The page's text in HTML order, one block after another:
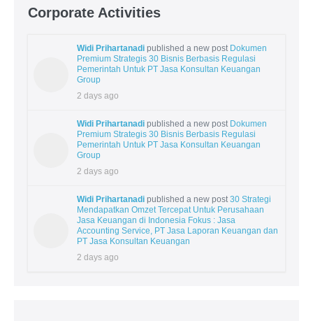
Corporate Activities
Widi Prihartanadi published a new post Dokumen
Premium Strategis 30 Bisnis Berbasis Regulasi
Pemerintah Untuk PT Jasa Konsultan Keuangan
Group
2 days ago
Widi Prihartanadi published a new post Dokumen
Premium Strategis 30 Bisnis Berbasis Regulasi
Pemerintah Untuk PT Jasa Konsultan Keuangan
Group
2 days ago
Widi Prihartanadi published a new post30 Strategi
Mendapatkan Omzet Tercepat Untuk Perusahaan
Jasa Keuangan di Indonesia Fokus : Jasa
Accounting Service, PT Jasa Laporan Keuangan dan
PT Jasa Konsultan Keuangan
2 days ago